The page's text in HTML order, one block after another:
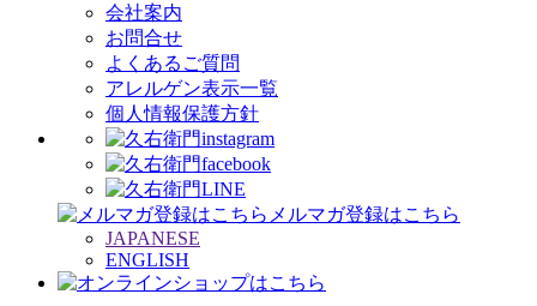
会社案内
お問合せ
よくあるご質問
アレルゲン表示一覧
個人情報保護方針
メルマガ登録はこちら
JAPANESE
ENGLISH